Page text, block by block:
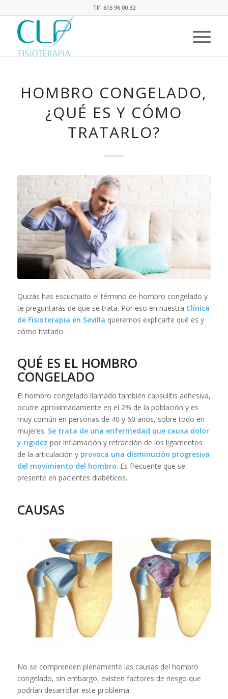
Tlf. 615 96 00 32
HOMBRO CONGELADO,
¿QUÉ ES Y CÓMO
TRATARLO?
Quizás has escuchado el término de hombro congelado y
te preguntarás de que se trata. Por eso en nuestra Clínica
de Fisioterapia en Sevilla queremos explicarte qué es y
cómo tratarlo.
QUÉ ES EL HOMBRO
CONGELADO
El hombro congelado llamado también capsulitis adhesiva,
ocurre aproximadamente en el 2% de la población y es
muy común en personas de 40 y 60 años, sobre todo en
mujeres. Se trata de una enfermedad que causa dolor
y rigidez por inflamación y retracción de los ligamentos
de la articulación y provoca una disminución progresiva
del movimiento del hombro. Es frecuente que se
presente en pacientes diabéticos.
CAUSAS
No se comprenden plenamente las causas del hombro
congelado, sin embargo, existen factores de riesgo que
podrían desarrollar este problema: